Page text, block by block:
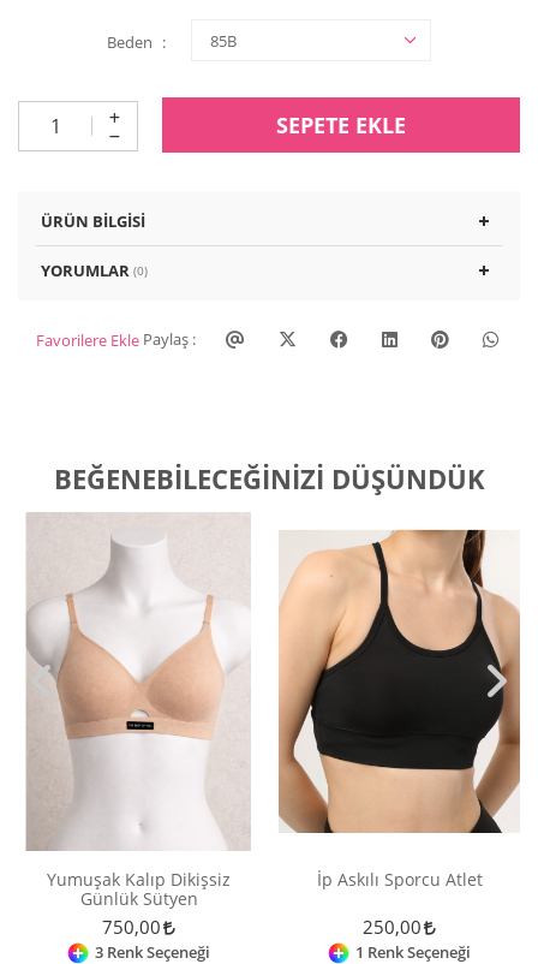
Beden
SEPETE EKLE
ÜRÜN BILGISI
YORUMLAR (0)
Favorilere Ekle Paylaş :
BEĞENEBILECEĞINIZI DÜŞÜNDÜK
Yumuşak Kalıp Dikişsiz
Günlük Sütyen
750,00
3 Renk Seçeneği
İp Askılı Sporcu Atlet
250,00
1 Renk Seçeneği